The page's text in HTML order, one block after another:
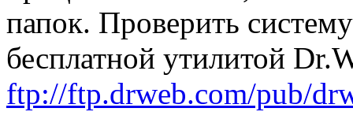
папок. Проверить
бесплатной утилитой
ftp://ftp.drweb.com/pub/